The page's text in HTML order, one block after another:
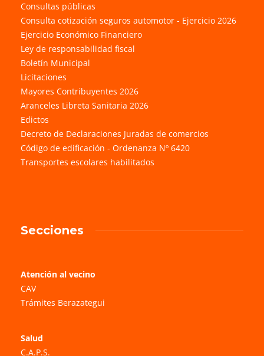
Consultas públicas
Consulta cotización seguros automotor - Ejercicio 2026
Ejercicio Económico Financiero
Ley de responsabilidad fiscal
Boletín Municipal
Licitaciones
Mayores Contribuyentes 2026
Aranceles Libreta Sanitaria 2026
Edictos
Decreto de Declaraciones Juradas de comercios
Código de edificación - Ordenanza Nº 6420
Transportes escolares habilitados
Secciones
Atención al vecino
CAV
Trámites Berazategui
Salud
C.A.P.S.